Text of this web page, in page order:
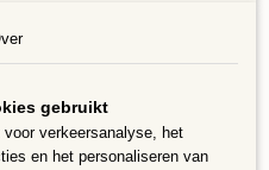
binnen als buiten te
straling.
binnen
en ondoorzichtig. Prima te
decoratie stukken.
gebruikt
verkeersanalyse, het
en het personaliseren van